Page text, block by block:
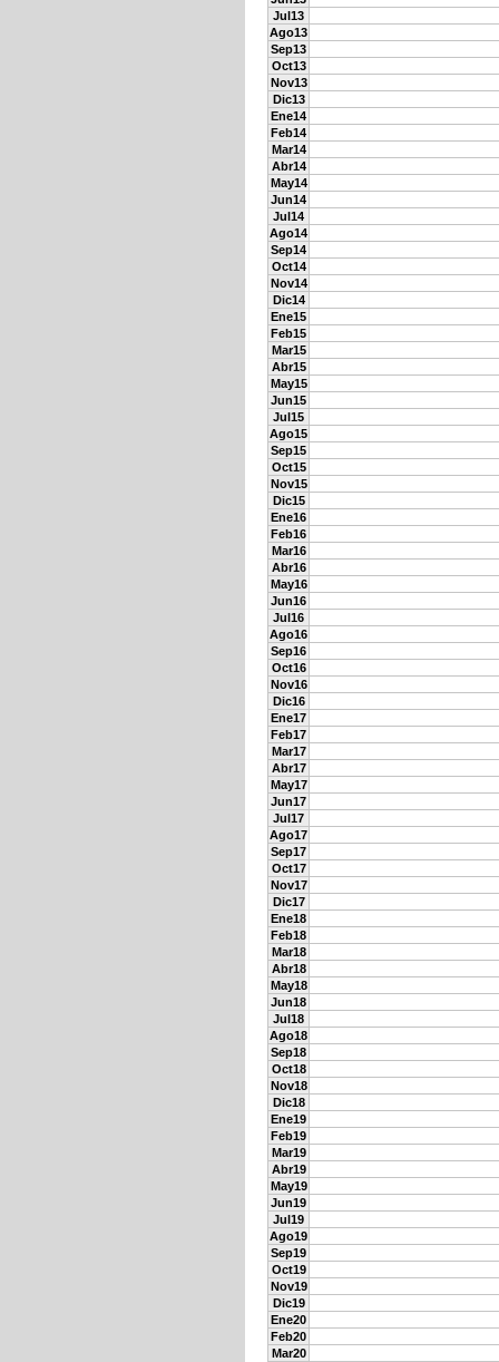
Jul13
Ago13
Sep13
Oct13
Nov13
Dic13
Ene14
Feb14
Mar14
Abr14
May14
Jun14
Jul14
Ago14
Sep14
Oct14
Nov14
Dic14
Ene15
Feb15
Mar15
Abr15
May15
Jun15
Jul15
Ago15
Sep15
Oct15
Nov15
Dic15
Ene16
Feb16
Mar16
Abr16
May16
Jun16
Jul16
Ago16
Sep16
Oct16
Nov16
Dic16
Ene17
Feb17
Mar17
Abr17
May17
Jun17
Jul17
Ago17
Sep17
Oct17
Nov17
Dic17
Ene18
Feb18
Mar18
Abr18
May18
Jun18
Jul18
Ago18
Sep18
Oct18
Nov18
Dic18
Ene19
Feb19
Mar19
Abr19
May19
Jun19
Jul19
Ago19
Sep19
Oct19
Nov19
Dic19
Ene20
Feb20
Mar20